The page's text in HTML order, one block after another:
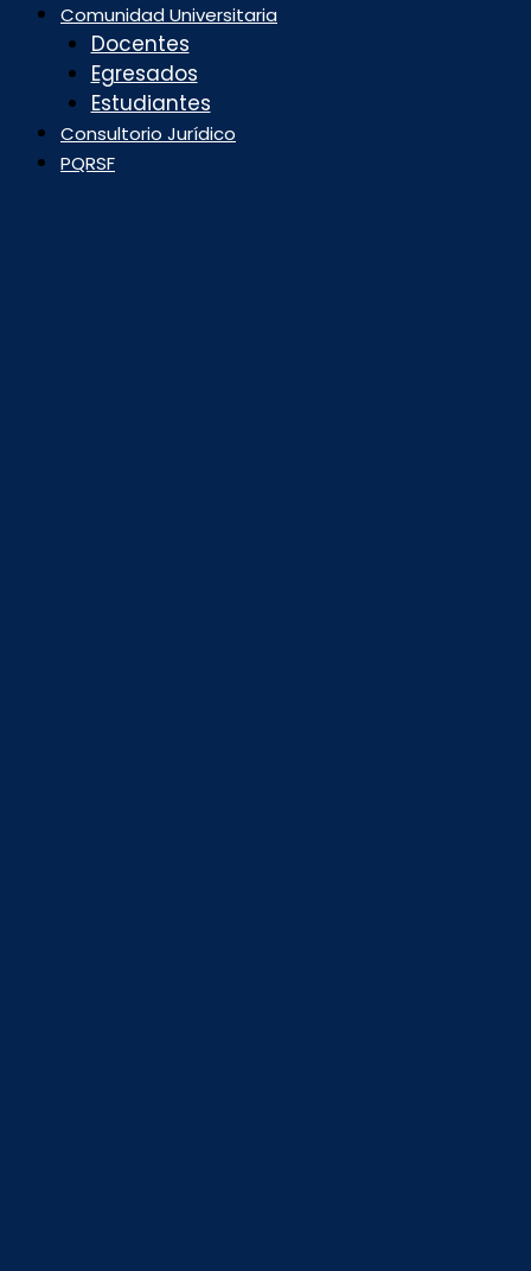
Comunidad Universitaria
Docentes
Egresados
Estudiantes
Consultorio Jurídico
PQRSF